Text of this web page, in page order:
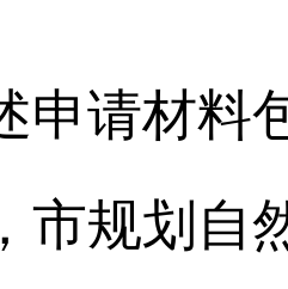
申请材
市规划自